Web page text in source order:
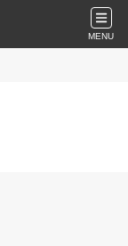
MENU